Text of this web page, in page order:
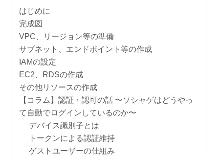
はじめに
完成図
VPC、リージョン等の準備
サブネット、エンドポイント等の作成
IAMの設定
EC2、RDSの作成
その他リソースの作成
【コラム】認証・認可の話 〜ソシャゲはどうやっ
て自動でログインしているのか〜
デバイス識別子とは
トークンによる認証維持
ゲストユーザーの仕組み